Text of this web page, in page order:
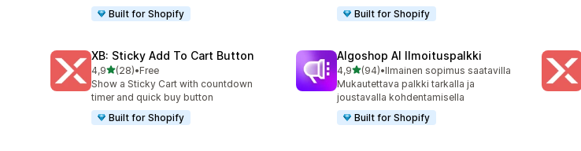
Built for Shopify
Built for Shopify
XB: Sticky Add To Cart Button
4,9/ 5 tähteä
(28)
28 arvostelua yhteensä
•Free
Show a Sticky Cart with countdown
timer and quick buy button
Built for Shopify
Algoshop AI Ilmoituspalkki
4,9/ 5 tähteä
(94)
94 arvostelua yhteensä
•Ilmainen sopimus saatavilla
Mukautettava palkki tarkalla ja
joustavalla kohdentamisella
Built for Shopify